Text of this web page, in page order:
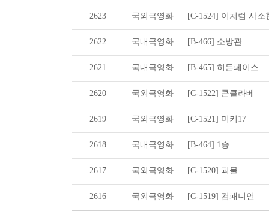
2623 국외극영화 [C-1524] 이처럼 사소
2622 국내극영화 [B-466] 소방관
2621 국내극영화 [B-465] 히든페이스
2620 국외극영화 [C-1522] 콘클라베
2619 국외극영화 [C-1521] 미키17
2618 국내극영화 [B-464] 1승
2617 국외극영화 [C-1520] 괴물
2616 국외극영화 [C-1519] 컴패니언